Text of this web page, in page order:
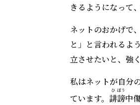
きるようになって
ネットのおかげで
と」と言われるよ
立させたいと、強
私はネットが自分
ています。 誹
ひ
謗
ぼう
中